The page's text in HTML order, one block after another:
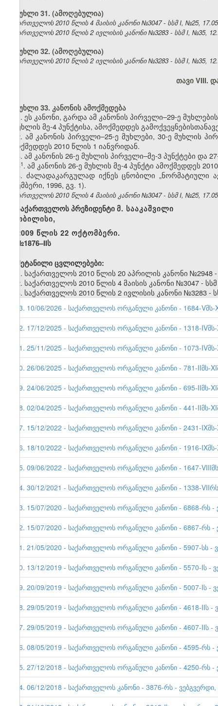
მუხლი 31. (ამოღებულია)
საქართველოს 2010 წლის 4 მაისის კანონი №3047 - სსმ I, №25,
საქართველოს 2010 წლის 2 ივლისის კანონი №3283 - სსმ I, №35,
მუხლი 32. (ამოღებულია)
საქართველოს 2010 წლის 2 ივლისის კანონი №3283 - სსმ I, №35,
თავი VIII.
მუხლი 33. კანონის ამოქმედება
1. ეს კანონი, გარდა ამ კანონის პირველი–29-ე
ე მუხლის მე-4 პუნქტისა, ამოქმედდეს
2. ამ კანონის პირველი–25-ე მუხლები, 30-ე მუხლის
ამოქმედდეს 2010 წლის 1 იანვრიდან.
3. ამ კანონის 26-ე მუხლის პირველი–მე-3 პუნქტები და
3​1. ამ კანონის 26-ე მუხლის მე-4 პუნქტი ამოქმედდეს
4. ძალადაკარგულად იქნეს ცნობილი „ნორმატიული
ნოემბერი, 1996, გვ. 1).
საქართველოს 2010 წლის 4 მაისის კანონი №3047 - სსმ I, №25,
საქართველოს პრეზიდენტიმ. სააკაშვილი
თბილისი,
2009 წლის 22 ოქტომბერი.
№1876–IIს
შეტანილი ცვლილებები:
1. საქართველოს 2010 წლის 20 აპრილის კანონი №2948 -
2. საქართველოს 2010 წლის 4 მაისის კანონი №3047 - სსმ
3. საქართველოს 2010 წლის 2 ივლისის კანონი №3283 -
43. 10/06/2026 - საქართველოს ორგანული კანონი - 1684-Vმს-
42. 17/12/2025 - საქართველოს ორგანული კანონი - 1318-
41. 25/11/2025 - საქართველოს ორგანული კანონი - 1073-
40. 26/06/2025 - საქართველოს ორგანული კანონი - 781-IIმს-
39. 24/06/2025 - საქართველოს ორგანული კანონი - 695-IIმს-
38. 02/04/2025 - საქართველოს ორგანული კანონი - 441-IIმს-
37. 15/12/2022 - საქართველოს ორგანული კანონი - 2431-
36. 18/10/2022 - საქართველოს ორგანული კანონი - 1916-
35. 09/06/2022 - საქართველოს ორგანული კანონი - 1647-
34. 30/12/2021 - საქართველოს ორგანული კანონი - 1338-
33. 15/07/2020 - საქართველოს ორგანული კანონი - 6868-რს -
32. 15/07/2020 - საქართველოს ორგანული კანონი - 6867-რს -
31. 21/05/2020 - საქართველოს ორგანული კანონი - 5907-სს -
30. 13/12/2019 - საქართველოს ორგანული კანონი - 5570-Iს -
29. 20/09/2019 - საქართველოს ორგანული კანონი - 5007-Iს -
28. 29/05/2019 - საქართველოს ორგანული კანონი - 4618-IIს -
27. 29/05/2019 - საქართველოს ორგანული კანონი - 4607-IIს
26. 08/05/2019 - საქართველოს ორგანული კანონი - 4595-რს -
25. 27/12/2018 - საქართველოს ორგანული კანონი - 4250-რს -
24. 06/12/2018 - საქართველოს კანონი - 3876-რს -